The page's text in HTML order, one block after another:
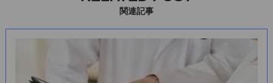
関連記事